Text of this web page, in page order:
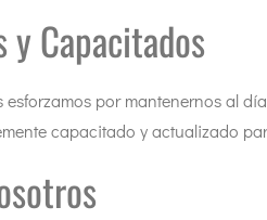
y Capacitados
esforzamos por mantenernos al
capacitado y actualizado